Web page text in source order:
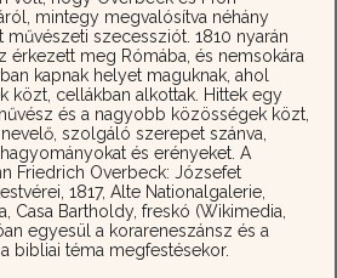
mintegy megvalósítva néhány
művészeti szecessziót. 1810 nyarán
érkezett meg Rómába, és nemsokára
kapnak helyet maguknak, ahol
közt, cellákban alkottak. Hittek egy
és a nagyobb közösségek közt,
szolgáló szerepet szánva,
és erényeket. A
Friedrich Overbeck: Józsefet
1817, Alte Nationalgalerie,
Casa Bartholdy, freskó (Wikimedia,
egyesül a korareneszánsz és a
bibliai téma megfestésekor.